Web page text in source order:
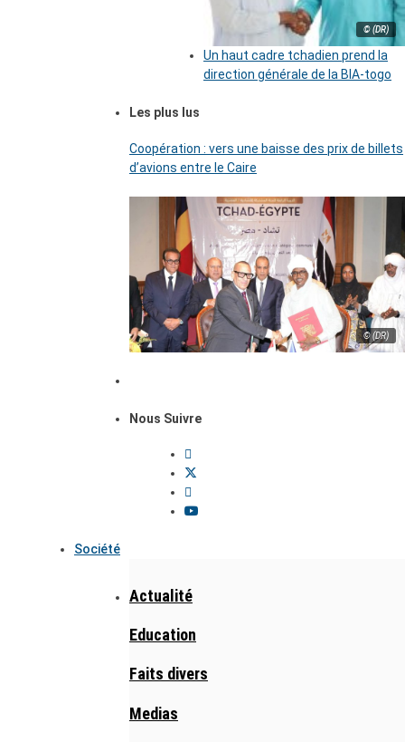
© (DR)
Un haut cadre tchadien prend la
direction générale de la BIA-togo
Les plus lus
Coopération : vers une baisse des prix de billets
d’avions entre le Caire
© (DR)
Nous Suivre
Société
Actualité
Education
Faits divers
Medias